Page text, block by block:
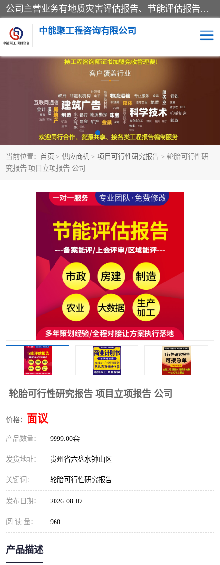
公司主营业务有地质灾害评估报告、节能评估报告、水土保持验收、水资源论证、土地复垦报告、项目可行性研究报告等。是经国家工商总局批准，在法律、法规、决定规定禁止的不得经营；法律、法规、决定规定应当许可（审批）的，经审批机关批准后凭许可（审批）文件经营;法律、法规，市场主体自主选择经营。
中能聚工程咨询有限公司
当前位置： 首页 > 供应商机 > 项目可行性研究报告 > 轮胎可行性研
究报告 项目立项报告 公司
轮胎可行性研究报告 项目立项报告 公司
价格： 面议
产品数量： 9999.00套
发货地址： 贵州省六盘水钟山区
关键词： 轮胎可行性研究报告
发布日期： 2026-08-07
阅 读 量： 960
产品描述
水资源论证报告 土地复垦报告
地质灾害评估报告 工程项目验收报告
节能评估报告